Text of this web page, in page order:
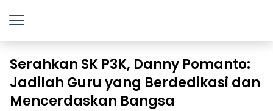
Serahkan SK P3K, Danny Pomanto:
Jadilah Guru yang Berdedikasi dan
Mencerdaskan Bangsa